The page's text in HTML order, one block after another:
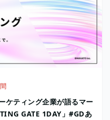
ケティング企業が語るマー
GATE 1DAY」#GDあ